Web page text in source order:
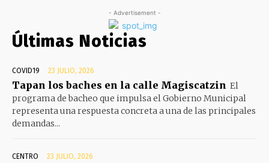
- Advertisement -
Últimas Noticias
COVID19 23 JULIO, 2026
Tapan los baches en la calle Magiscatzin El
programa de bacheo que impulsa el Gobierno Municipal
representa una respuesta concreta a una de las principales
demandas...
CENTRO 23 JULIO, 2026